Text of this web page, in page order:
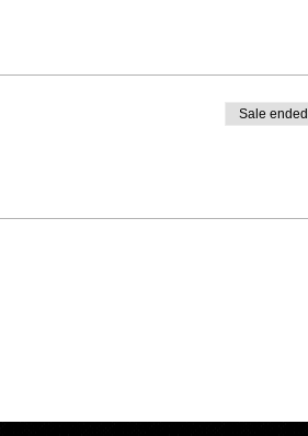
Sale ended